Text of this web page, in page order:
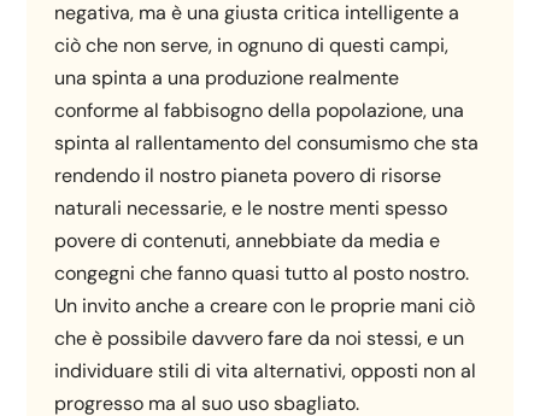
negativa, ma è una giusta critica intelligente a
ciò che non serve, in ognuno di questi campi,
una spinta a una produzione realmente
conforme al fabbisogno della popolazione, una
spinta al rallentamento del consumismo che sta
rendendo il nostro pianeta povero di risorse
naturali necessarie, e le nostre menti spesso
povere di contenuti, annebbiate da media e
congegni che fanno quasi tutto al posto nostro.
Un invito anche a creare con le proprie mani ciò
che è possibile davvero fare da noi stessi, e un
individuare stili di vita alternativi, opposti non al
progresso ma al suo uso sbagliato.